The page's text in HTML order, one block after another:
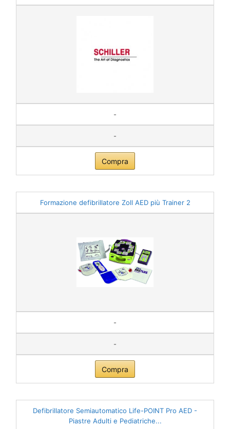
-
-
Compra
Formazione defibrillatore Zoll AED più Trainer 2
-
-
Compra
Defibrillatore Semiautomatico Life-POINT Pro AED -
Piastre Adulti e Pediatriche...